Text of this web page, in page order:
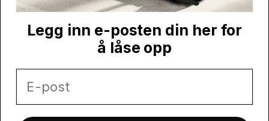
Legg inn e-posten din her for
å låse opp